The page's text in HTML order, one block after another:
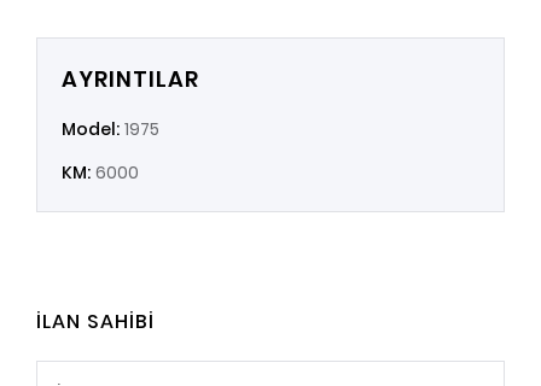
AYRINTILAR
Model: 1975
KM: 6000
İLAN SAHİBİ